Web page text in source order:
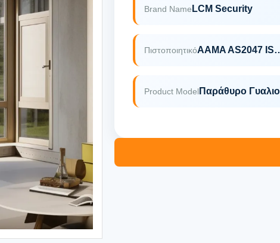
Brand Name LCM Security
Πιστοποιητικό AAMA
Product Model Παράθυρο